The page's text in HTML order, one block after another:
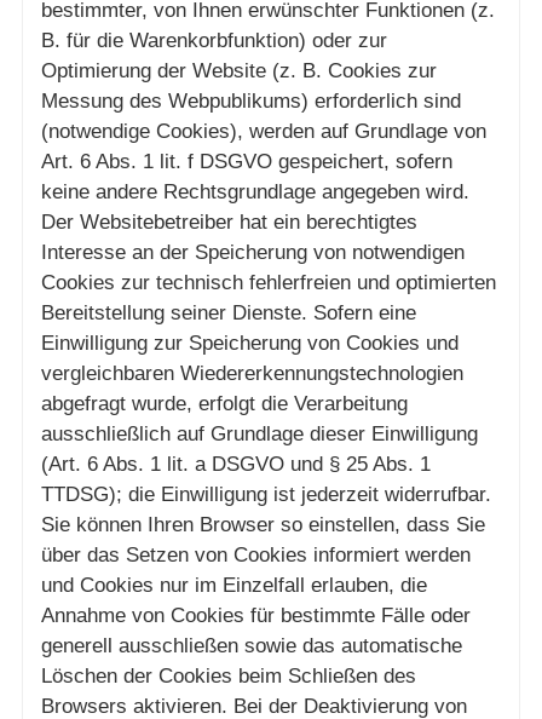
bestimmter, von Ihnen erwünschter Funktionen (z.
B. für die Warenkorbfunktion) oder zur
Optimierung der Website (z. B. Cookies zur
Messung des Webpublikums) erforderlich sind
(notwendige Cookies), werden auf Grundlage von
Art. 6 Abs. 1 lit. f DSGVO gespeichert, sofern
keine andere Rechtsgrundlage angegeben wird.
Der Websitebetreiber hat ein berechtigtes
Interesse an der Speicherung von notwendigen
Cookies zur technisch fehlerfreien und optimierten
Bereitstellung seiner Dienste. Sofern eine
Einwilligung zur Speicherung von Cookies und
vergleichbaren Wiedererkennungstechnologien
abgefragt wurde, erfolgt die Verarbeitung
ausschließlich auf Grundlage dieser Einwilligung
(Art. 6 Abs. 1 lit. a DSGVO und § 25 Abs. 1
TTDSG); die Einwilligung ist jederzeit widerrufbar.
Sie können Ihren Browser so einstellen, dass Sie
über das Setzen von Cookies informiert werden
und Cookies nur im Einzelfall erlauben, die
Annahme von Cookies für bestimmte Fälle oder
generell ausschließen sowie das automatische
Löschen der Cookies beim Schließen des
Browsers aktivieren. Bei der Deaktivierung von